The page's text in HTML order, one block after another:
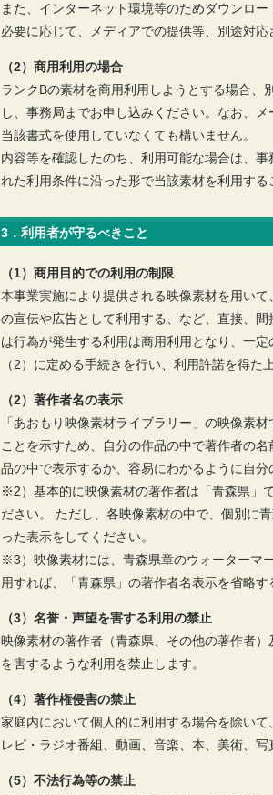
また、インターネット環境等のためダウンロ
必要に応じて、メディアでの提供等、別途対応
（2）商用利用の場合
ランクBの素材を商用利用しようとする場合、
し、事務局までお申し込みください。なお、
当該書式を使用していなくても構いません。
内容等を確認したのち、利用可能な場合は、
れた利用条件に沿った形で当該素材を利用する
3．利用者が守るべきこと
（1）商用目的での利用の制限
本事業実施により提供される映像素材を用い
の宣伝や広告として利用する、など、直接、
は行為が発生する利用は商用利用となり、一
（2）に定める手続きを行い、利用許諾を得た
（2）著作者名の表示
「あおもり映像素材ライブラリー」の映像素
ことを示すため、自分の作品の中で著作者の
品の中で表示するか、容易にわかるように自
※2）基本的に映像素材の著作者は「青森県」
ださい。 ただし、各映像素材の中で、個別に
った表示をしてください。
※3）映像素材には、青森県章のウォーターマ
用すれば、「青森県」の著作者名表示を省略す
（3）名誉・声望を害する利用の禁止
映像素材の著作者（青森県、その他の著作者
を害するような利用を禁止します。
（4）著作権侵害の禁止
家庭内において個人的に利用する場合を除い
レビ・ラジオ番組、動画、音楽、本、美術、
（5）不法行為等の禁止